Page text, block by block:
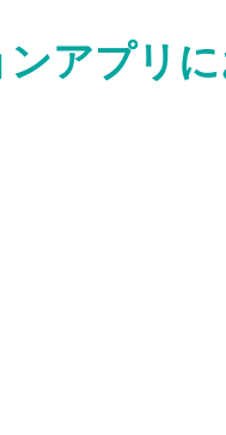
アプリ